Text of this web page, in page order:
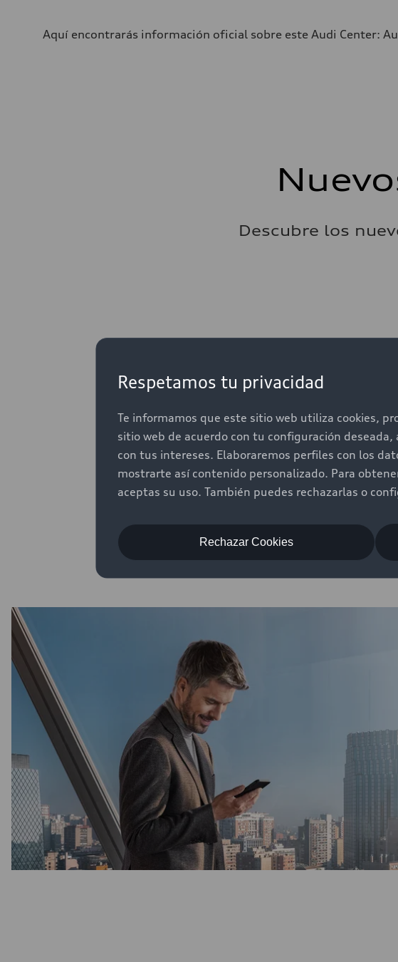
Respetamos tu privacidad
Te informamos que este sitio web utiliza cookies,
sitio web de acuerdo con tu configuración
con tus intereses. Elaboraremos perfiles con los
mostrarte así contenido personalizado. Para
aceptas su uso. También puedes rechazarlas o
Rechazar Cookies
Aquí encontrarás información oficial sobre este Audi Center:
Descubre los
Más
Conoce